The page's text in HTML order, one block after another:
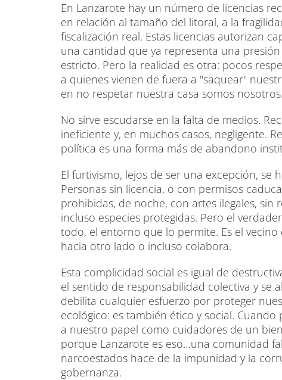
En Lanzarote hay un número de licencias
en relación al tamaño del litoral, a la
fiscalización real. Estas licencias autorizan
una cantidad que ya representa una
estricto. Pero la realidad es otra: pocos
a quienes vienen de fuera a "saquear"
en no respetar nuestra casa somos nosotros.
No sirve escudarse en la falta de medios.
ineficiente y, en muchos casos, negligente.
política es una forma más de abandono
El furtivismo, lejos de ser una excepción,
Personas sin licencia, o con permisos
prohibidas, de noche, con artes ilegales, sin
incluso especies protegidas. Pero el
todo, el entorno que lo permite. Es el
hacia otro lado o incluso colabora.
Esta complicidad social es igual de
el sentido de responsabilidad colectiva y
debilita cualquier esfuerzo por proteger
ecológico: es también ético y social.
a nuestro papel como cuidadores de un
porque Lanzarote es eso…una comunidad
narcoestados hace de la impunidad y la
gobernanza.